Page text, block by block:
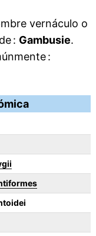
vernáculo o
: Gambusie.
: